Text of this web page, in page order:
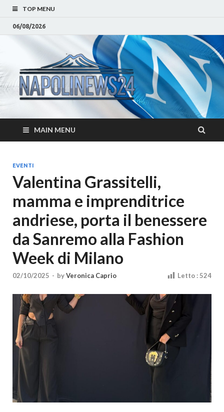
TOP MENU
06/08/2026
–
Napoli
Moda e
Cultura
Notizie sulla citta di
Napoli e Campania
Eventi, Sport
MAIN MENU
EVENTI
Valentina Grassitelli,
mamma e imprenditrice
andriese, porta il benessere
da Sanremo alla Fashion
Week di Milano
02/10/2025 - byVeronica Caprio Letto :524